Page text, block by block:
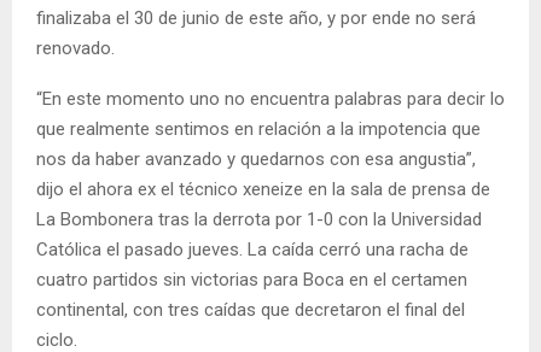
finalizaba el 30 de junio de este año, y por ende no será
renovado.
“En este momento uno no encuentra palabras para decir lo
que realmente sentimos en relación a la impotencia que
nos da haber avanzado y quedarnos con esa angustia”,
dijo el ahora ex el técnico xeneize en la sala de prensa de
La Bombonera tras la derrota por 1-0 con la Universidad
Católica el pasado jueves. La caída cerró una racha de
cuatro partidos sin victorias para Boca en el certamen
continental, con tres caídas que decretaron el final del
ciclo.